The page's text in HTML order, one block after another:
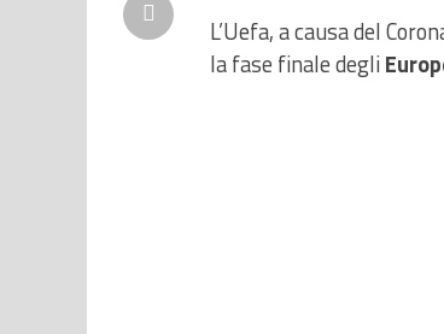
L’Uefa, a causa del
la fase finale degli